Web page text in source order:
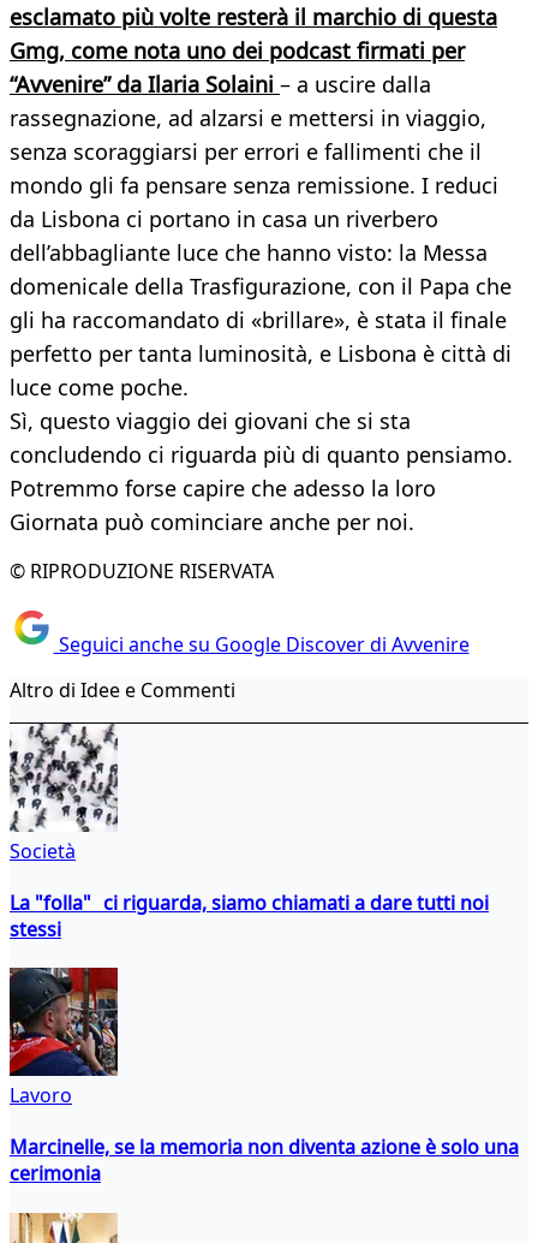
esclamato più volte resterà il marchio di questa
Gmg, come nota uno dei podcast firmati per
“Avvenire” da Ilaria Solaini – a uscire dalla
rassegnazione, ad alzarsi e mettersi in viaggio,
senza scoraggiarsi per errori e fallimenti che il
mondo gli fa pensare senza remissione. I reduci
da Lisbona ci portano in casa un riverbero
dell’abbagliante luce che hanno visto: la Messa
domenicale della Trasfigurazione, con il Papa che
gli ha raccomandato di «brillare», è stata il finale
perfetto per tanta luminosità, e Lisbona è città di
luce come poche.
Sì, questo viaggio dei giovani che si sta
concludendo ci riguarda più di quanto pensiamo.
Potremmo forse capire che adesso la loro
Giornata può cominciare anche per noi.
© RIPRODUZIONE RISERVATA
Seguici anche su Google Discover di Avvenire
Altro di Idee e Commenti
Società
La "folla" ci riguarda, siamo chiamati a dare tutti noi
stessi
Lavoro
Marcinelle, se la memoria non diventa azione è solo una
cerimonia